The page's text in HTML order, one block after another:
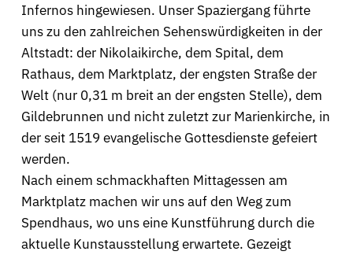
Infernos hingewiesen. Unser Spaziergang führte
uns zu den zahlreichen Sehenswürdigkeiten in der
Altstadt: der Nikolaikirche, dem Spital, dem
Rathaus, dem Marktplatz, der engsten Straße der
Welt (nur 0,31 m breit an der engsten Stelle), dem
Gildebrunnen und nicht zuletzt zur Marienkirche, in
der seit 1519 evangelische Gottesdienste gefeiert
werden.
Nach einem schmackhaften Mittagessen am
Marktplatz machen wir uns auf den Weg zum
Spendhaus, wo uns eine Kunstführung durch die
aktuelle Kunstausstellung erwartete. Gezeigt